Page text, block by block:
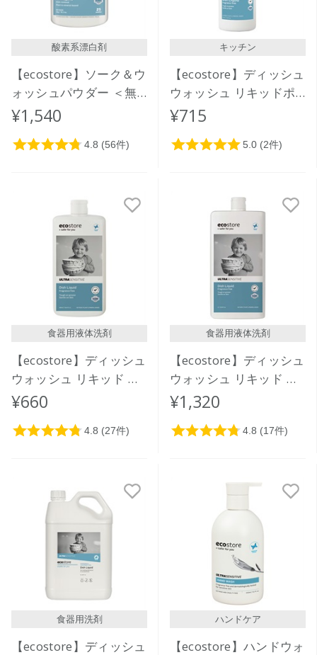
酸素系漂白剤
【ecostore】ソーク＆ウ
ォッシュパウダー ＜無
香料＞ 1kg
¥1,540
キッチン
【ecostore】ディッシュ
ウォッシュ リキッドポ
ンプ ＜無香料＞ 350mL
¥715
食器用液体洗剤
【ecostore】ディッシュ
ウォッシュ リキッド ＜
無香料＞ 500mL
¥660
食器用液体洗剤
【ecostore】ディッシュ
ウォッシュ リキッド ＜
無香料＞ 1L
¥1,320
食器用洗剤
【ecostore】ディッシュ
ハンドケア
【ecostore】ハンドウォ